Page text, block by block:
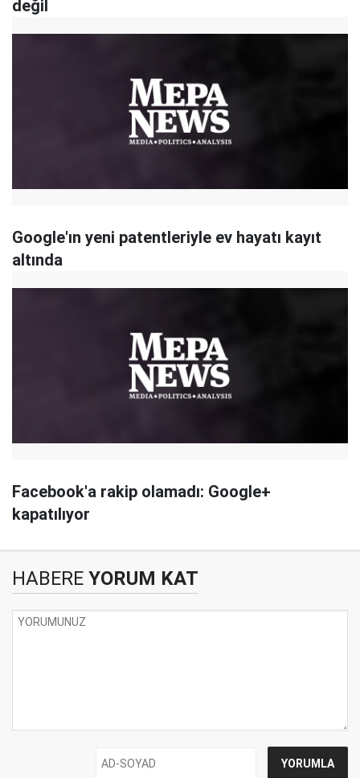
değil
Google'ın yeni patentleriyle ev hayatı kayıt
altında
Facebook'a rakip olamadı: Google+
kapatılıyor
HABERE YORUM KAT